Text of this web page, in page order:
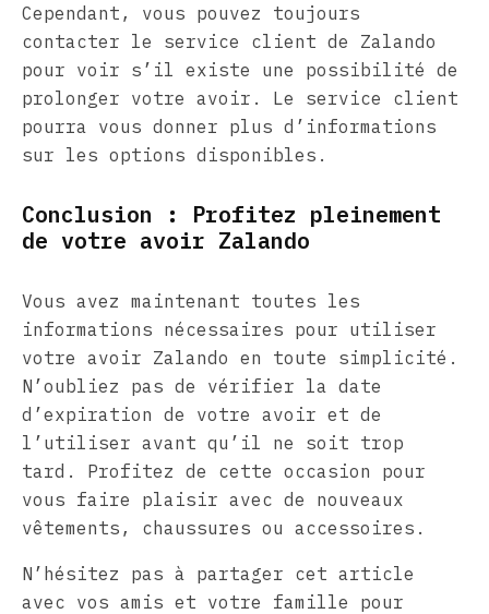
Cependant, vous pouvez toujours
contacter le service client de Zalando
pour voir s’il existe une possibilité de
prolonger votre avoir. Le service client
pourra vous donner plus d’informations
sur les options disponibles.
Conclusion : Profitez pleinement
de votre avoir Zalando
Vous avez maintenant toutes les
informations nécessaires pour utiliser
votre avoir Zalando en toute simplicité.
N’oubliez pas de vérifier la date
d’expiration de votre avoir et de
l’utiliser avant qu’il ne soit trop
tard. Profitez de cette occasion pour
vous faire plaisir avec de nouveaux
vêtements, chaussures ou accessoires.
N’hésitez pas à partager cet article
avec vos amis et votre famille pour